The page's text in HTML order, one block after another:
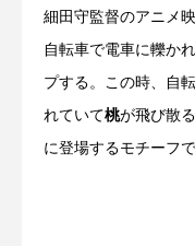
細田守監督のアニメ
自転車で電車に轢か
プする。この時、自
れていて桃が飛び散
に登場するモチーフで